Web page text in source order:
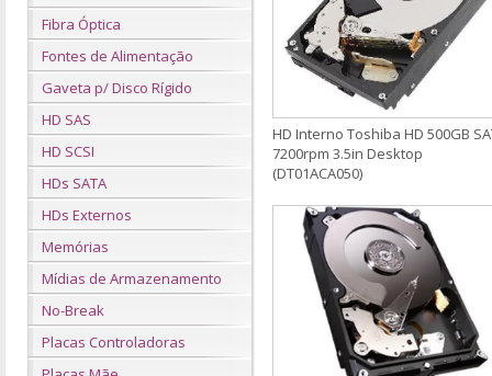
Fibra Óptica
Fontes de Alimentação
Gaveta p/ Disco Rígido
HD SAS
HD SCSI
HDs SATA
HDs Externos
Memórias
Mídias de Armazenamento
No-Break
Placas Controladoras
HD Interno Toshiba HD 500GB
7200rpm 3.5in Desktop
(DT01ACA050)